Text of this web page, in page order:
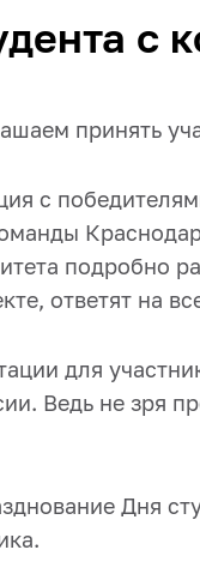
с
принять
с
подробно
ответят на
для
Ведь не зря
Дня